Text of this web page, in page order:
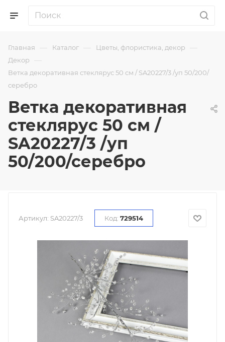
Главная — Каталог — Цветы, флористика, декор —
Декор —
Ветка декоративная стеклярус 50 см / SA20227/3 /уп 50/200/
серебро
Ветка декоративная
стеклярус 50 см /
SA20227/3 /уп
50/200/серебро
Артикул: SA20227/3 Код: 729514